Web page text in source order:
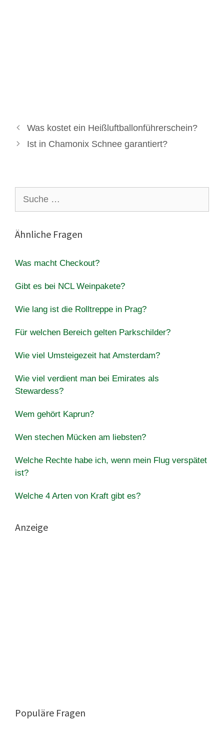
Was kostet ein Heißluftballonführerschein?
Ist in Chamonix Schnee garantiert?
nach:
Ähnliche Fragen
Was macht Checkout?
Gibt es bei NCL Weinpakete?
Wie lang ist die Rolltreppe in Prag?
Für welchen Bereich gelten Parkschilder?
Wie viel Umsteigezeit hat Amsterdam?
Wie viel verdient man bei Emirates als
Stewardess?
Wem gehört Kaprun?
Wen stechen Mücken am liebsten?
Welche Rechte habe ich, wenn mein Flug verspätet
ist?
Welche 4 Arten von Kraft gibt es?
Anzeige
Populäre Fragen